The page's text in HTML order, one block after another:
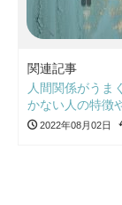
関連記事
人間関係がうま
かない人の特徴
2022年08月02日